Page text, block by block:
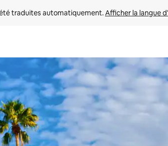
traduites automatiquement. Afficher la langue